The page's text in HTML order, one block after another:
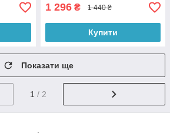
1 296 ₴ 1 440 ₴
Купити
Показати ще
1 / 2